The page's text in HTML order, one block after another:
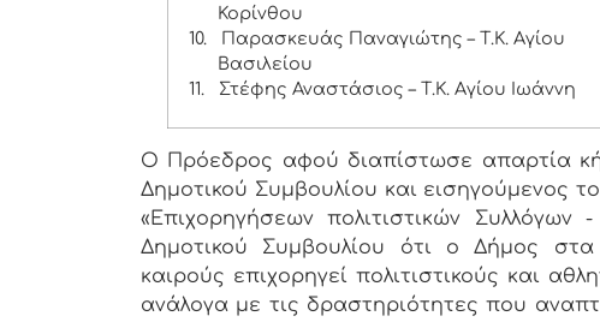
Κορίνθου
10.
Παρασκευάς Παναγιώτης – Τ.Κ. Αγίου
Βασιλείου
11.
Στέφης Αναστάσιος – Τ.Κ. Αγίου Ιωάννη
Ο Πρόεδρος αφού διαπίστωσε απαρτία
Δημοτικού Συμβουλίου και εισηγούμενος
«Επιχορηγήσεων πολιτιστικών
Δημοτικού Συμβουλίου ότι ο Δήμος
καιρούς επιχορηγεί πολιτιστικούς και
ανάλογα με τις δραστηριότητες που